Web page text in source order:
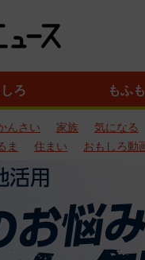
ろ もふ
んさい 家族 気になる
ま 住まい おもしろ動